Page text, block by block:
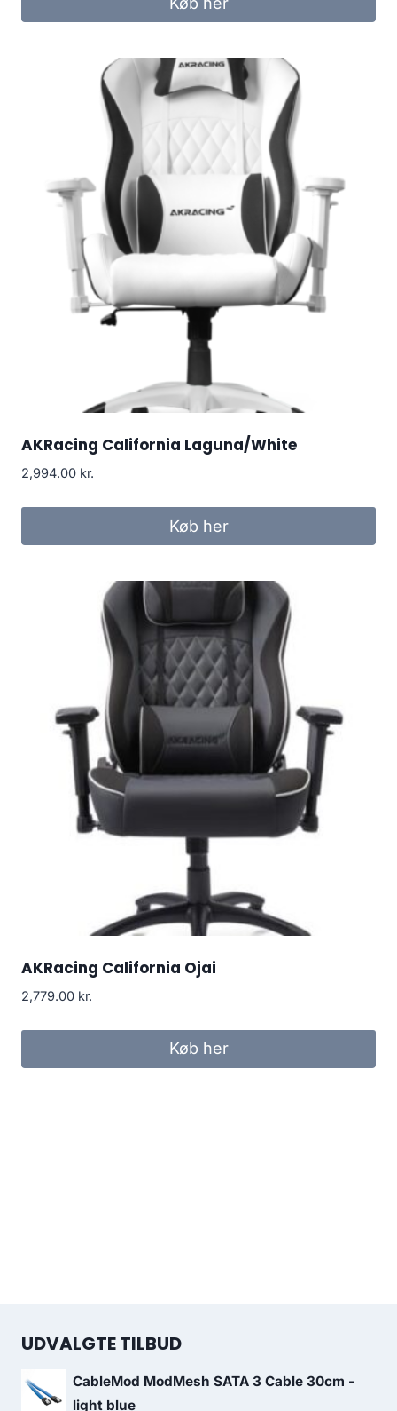
249.00 kr..
AKRacing California Laguna/White
2,994.00 kr.
Køb her
AKRacing California Ojai
2,779.00 kr.
Køb her
UDVALGTE TILBUD
CableMod ModMesh SATA 3 Cable 30cm -
light blue